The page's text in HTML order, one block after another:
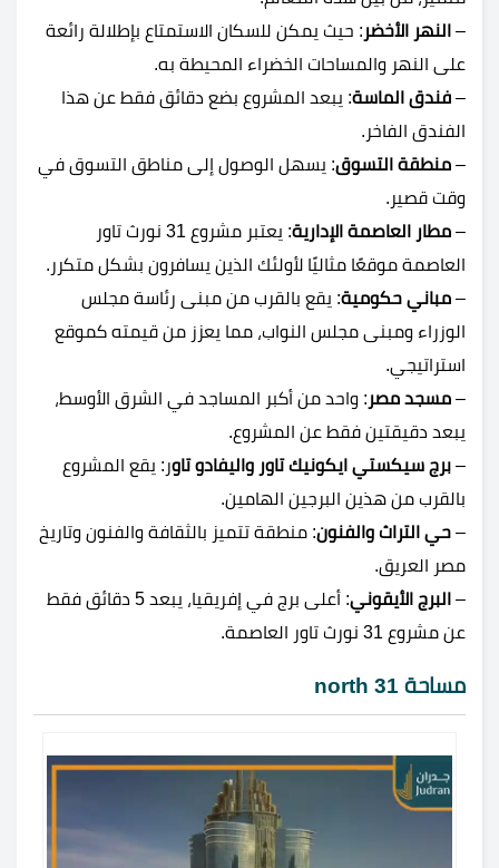
– النهر الأخضر : حيث يمكن للسكان الاستمتاع بإطلالة رائعة
على النهر والمساحات الخضراء المحيطة به.
– فندق الماسة: يبعد المشروع بضع دقائق فقط عن هذا
الفندق الفاخر.
– منطقة التسوق: يسهل الوصول إلى مناطق التسوق في
وقت قصير.
– مطار العاصمة الإدارية
: يعتبر مشروع 31 نورث تاور
العاصمة موقعًا مثاليًا لأولئك الذين يسافرون بشكل متكرر.
– مباني حكومية: يقع بالقرب من مبنى رئاسة مجلس
الوزراء ومبنى مجلس النواب، مما يعزز من قيمته كموقع
استراتيجي.
– مسجد مصر : واحد من أكبر المساجد في الشرق الأوسط،
يبعد دقيقتين فقط عن المشروع.
– برج سيكستي ايكونيك تاور واليفادو تاور: يقع المشروع
بالقرب من هذين البرجين الهامين.
– حي التراث والفنون: منطقة تتميز بالثقافة والفنون وتاريخ
مصر العريق.
– البرج الأيقوني
: أعلى برج في إفريقيا، يبعد 5 دقائق فقط
عن مشروع 31 نورث تاور العاصمة.
مساحة 31 north